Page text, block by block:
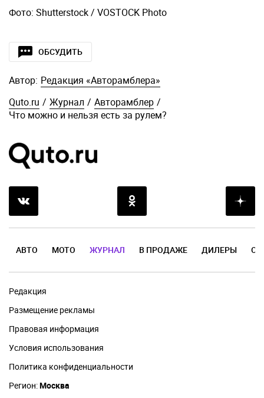
Фото: Shutterstock / VOSTOCK Photo
ОБСУДИТЬ
Автор: Редакция «Авторамблера»
Quto.ru / Журнал / Авторамблер /
Что можно и нельзя есть за рулем?
АВТО МОТО ЖУРНАЛ В ПРОДАЖЕ ДИЛЕРЫ
Редакция
Размещение рекламы
Правовая информация
Условия использования
Политика конфиденциальности
Регион:Москва